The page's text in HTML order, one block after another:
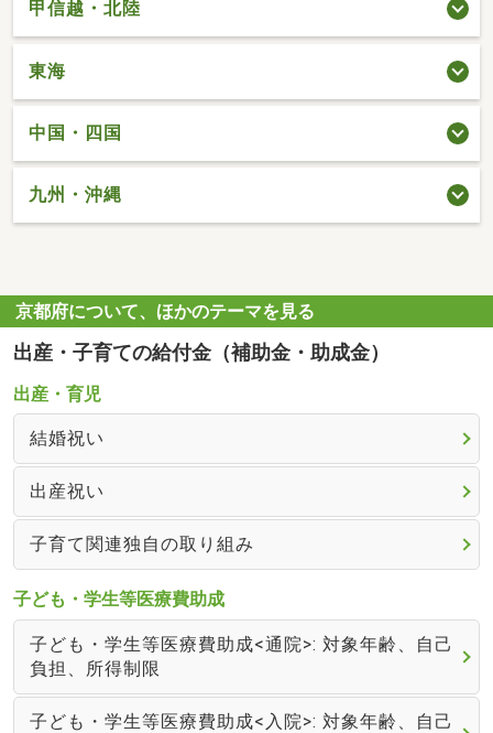
甲信越・北陸
東海
中国・四国
九州・沖縄
京都府について、ほかのテーマを見る
出産・子育ての給付金（補助金・助成金）
出産・育児
結婚祝い
出産祝い
子育て関連独自の取り組み
子ども・学生等医療費助成
子ども・学生等医療費助成<通院>: 対象年齢、自己
負担、所得制限
子ども・学生等医療費助成<入院>: 対象年齢、自己